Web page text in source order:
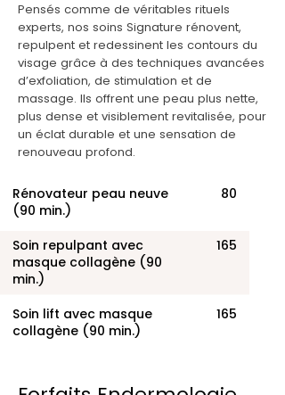
Pensés comme de véritables rituels
experts, nos soins Signature rénovent,
repulpent et redessinent les contours du
visage grâce à des techniques avancées
d’exfoliation, de stimulation et de
massage. Ils offrent une peau plus nette,
plus dense et visiblement revitalisée, pour
un éclat durable et une sensation de
renouveau profond.
Rénovateur peau neuve
(90 min.)
80
Soin repulpant avec
masque collagène (90
min.)
165
Soin lift avec masque
collagène (90 min.)
165